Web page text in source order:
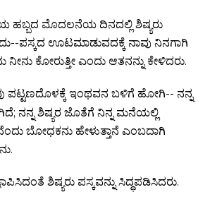
ಹಬ್ಬದ ಮೊದಲನೆಯ ದಿನದಲ್ಲಿ ಶಿಷ್ಯರು
ಪಸ್ಕದ ಊಟಮಾಡುವದಕ್ಕೆ ನಾವು ನಿನಗಾಗಿ
ನೀನು ಕೋರುತ್ತೀ ಎಂದು ಆತನನ್ನು ಕೇಳಿದರು.
ಪಟ್ಟಣದೊಳಕ್ಕೆ ಇಂಥವನ ಬಳಿಗೆ ಹೋಗಿ-- ನನ್ನ
ನನ್ನ ಶಿಷ್ಯರ ಜೊತೆಗೆ ನಿನ್ನ ಮನೆಯಲ್ಲಿ
ಬೋಧಕನು ಹೇಳುತ್ತಾನೆ ಎಂಬದಾಗಿ
ಶಿಷ್ಯರು ಪಸ್ಕವನ್ನು ಸಿದ್ಧಪಡಿಸಿದರು.